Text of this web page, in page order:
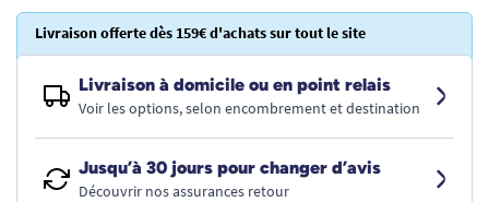
Livraison offerte dès 159€ d'achats sur tout le site
Livraison à domicile ou en point relais
Voir les options, selon encombrement et destination
Jusqu’à 30 jours pour changer d’avis
Découvrir nos assurances retour